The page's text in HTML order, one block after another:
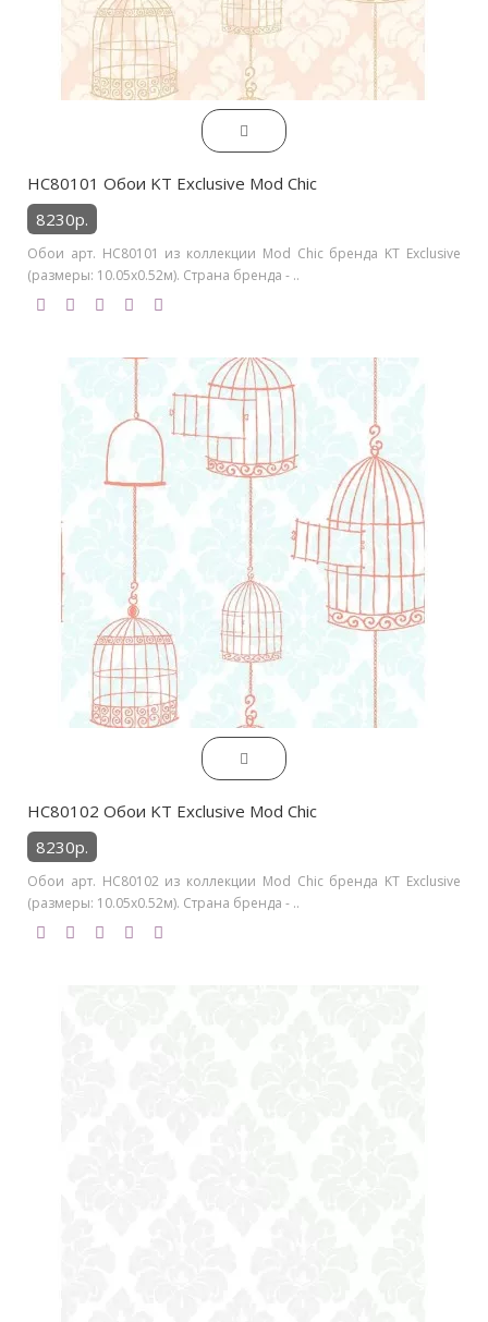
HC80101 Обои KT Exclusive Mod Chic
8230р.
Обои арт. HC80101 из коллекции Mod Chic бренда KT Exclusive
(размеры: 10.05х0.52м). Страна бренда - ..
HC80102 Обои KT Exclusive Mod Chic
8230р.
Обои арт. HC80102 из коллекции Mod Chic бренда KT Exclusive
(размеры: 10.05х0.52м). Страна бренда - ..